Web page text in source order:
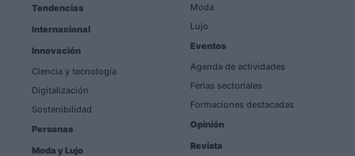
Tendencias
Internacional
Innovación
Ciencia y tecnología
Digitalización
Sostenibilidad
Personas
Moda y Lujo
Moda
Lujo
Eventos
Agenda de actividades
Ferias sectoriales
Formaciones destacadas
Opinión
Revista